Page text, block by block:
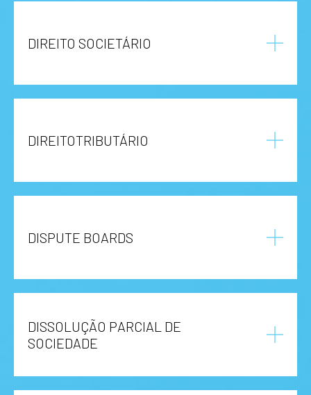
DIREITO SOCIETÁRIO
DIREITOTRIBUTÁRIO
DISPUTE BOARDS
DISSOLUÇÃO PARCIAL DE
SOCIEDADE